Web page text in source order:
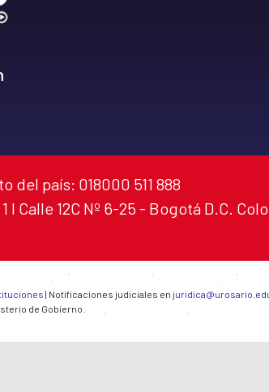
del país: 018000 511 888
Calle 12C Nº 6-25 - Bogotá D.C.
| Notificaciones judiciales en
de Gobierno.